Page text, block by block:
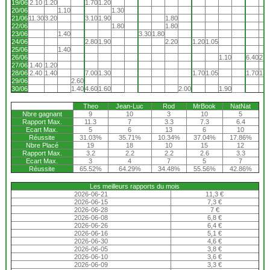
19/06 2.10 1.20 1.701.20
20/06
1.10
1.30
21/0611.303.20 3.101.90
1.80
22/06
1.80
1.80
23/06
1.40 3.301.80
24/06
2.801.90 2.20 1.201.05
25/06
1.40
26/06
1.10 6.40
27/06 1.40 1.20
28/06 2.40 1.40 7.001.30 1.701.05 1.70
29/06
2.60
30/06
1.404.601.60 2.00 1.90
Theo Jean-Luc Rod MrBook
NatNat
Nbre gagnant
9 10 3 10
5
Rapport Max.
11.3 7 3.3 7.3
6.4
Ecart Max.
5 6 13 6
10
Réussite
31.03% 35.71% 10.34% 37.04%
17.86%
Nbre Placé
19 18 10 15
12
Rapport Max.
3.2 2.2 2.2 2.6
3.3
Ecart Max.
3 4 7 5
7
Réussite
65.52% 64.29% 34.48% 55.56% 42.86%
Les meilleurs rapports du mois
2026-06-21
11,3 €
2026-06-15
7,3 €
2026-06-28
7 €
2026-06-08
6,8 €
2026-06-26
6,4 €
2026-06-16
5,1 €
2026-06-30
4,6 €
2026-06-05
3,8 €
2026-06-10
3,6 €
2026-06-09
3,3 €